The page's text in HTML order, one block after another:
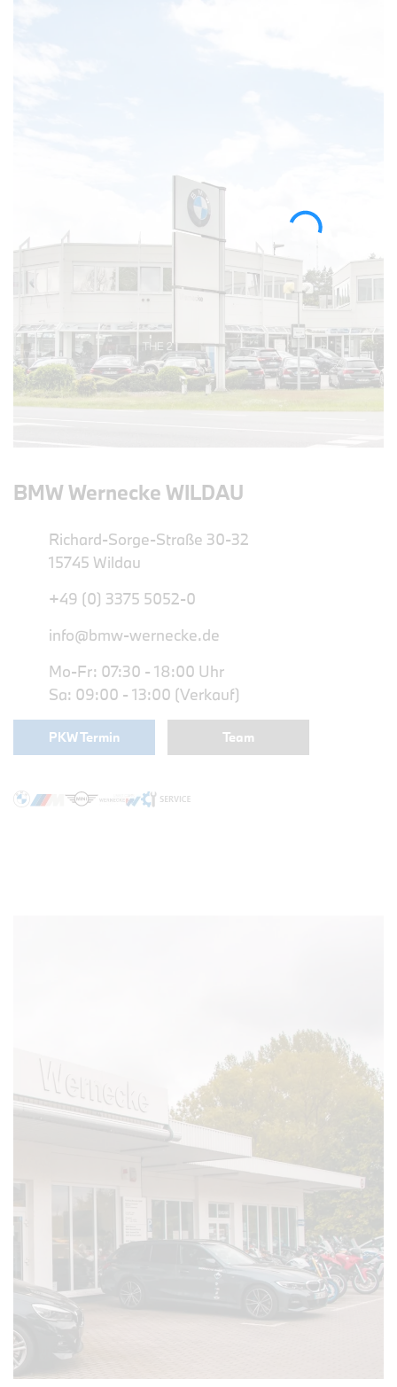
BMW Wernecke WILDAU
Richard-Sorge-Straße 30-32
15745 Wildau
+49 (0) 3375 5052-0
info@bmw-wernecke.de
Mo-Fr: 07:30 - 18:00 Uhr
Sa: 09:00 - 13:00 (Verkauf)
PKW Termin Team